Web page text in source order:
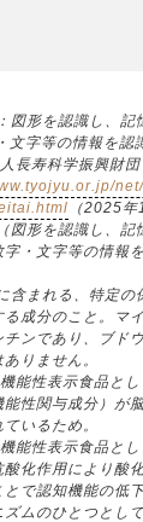
図形を認識し、記
文字等の情報を認
長寿科学振興財団
（2025年
図形を認識し、記
字・文字等の情報
含まれる、特定の
る成分のこと。マ
チンであり、ブド
りません。
能性表示食品と
能性関与成分）が
いるため。
能性表示食品と
酸化作用により酸
で認知機能の低
ムのひとつとし